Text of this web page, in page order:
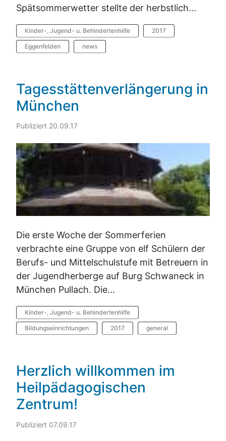
Spätsommerwetter stellte der herbstlich...
Kinder-, Jugend- u. Behindertenhilfe 2017
Eggenfelden news
Tagesstättenverlängerung in
München
Publiziert 20.09.17
Die erste Woche der Sommerferien
verbrachte eine Gruppe von elf Schülern der
Berufs- und Mittelschulstufe mit Betreuern in
der Jugendherberge auf Burg Schwaneck in
München Pullach. Die...
Kinder-, Jugend- u. Behindertenhilfe
Bildungseinrichtungen 2017 general
Herzlich willkommen im
Heilpädagogischen
Zentrum!
Publiziert 07.09.17